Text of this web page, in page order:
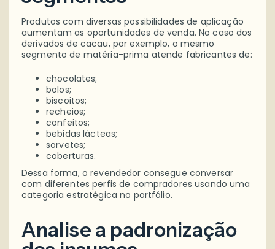
Produtos com diversas possibilidades de aplicação
aumentam as oportunidades de venda. No caso dos
derivados de cacau, por exemplo, o mesmo
segmento de matéria-prima atende fabricantes de:
chocolates;
bolos;
biscoitos;
recheios;
confeitos;
bebidas lácteas;
sorvetes;
coberturas.
Dessa forma, o revendedor consegue conversar
com diferentes perfis de compradores usando uma
categoria estratégica no portfólio.
Analise a padronização